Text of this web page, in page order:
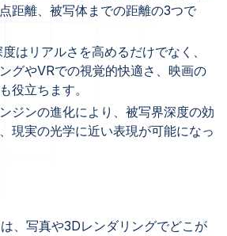
距離、被写体までの距離の3つで
はリアルさを高めるだけでなく、
グやVRでの視覚的快適さ、映画の
役立ちます。
ジンの進化により、被写界深度の効
現実の光学に近い表現が可能になっ
、写真や3Dレンダリングでどこが